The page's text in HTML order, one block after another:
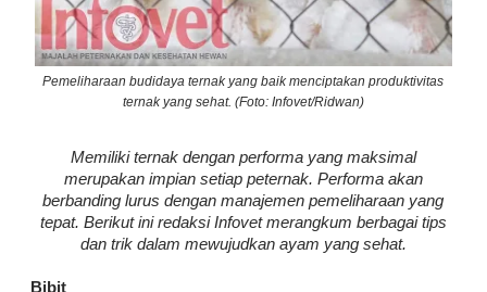
Pemeliharaan budidaya ternak yang baik menciptakan produktivitas
ternak yang sehat. (Foto: Infovet/Ridwan)
Memiliki ternak dengan performa yang maksimal
merupakan impian setiap peternak. Performa akan
berbanding lurus dengan manajemen pemeliharaan yang
tepat. Berikut ini redaksi Infovet merangkum berbagai tips
dan trik dalam mewujudkan ayam yang sehat.
Bibit